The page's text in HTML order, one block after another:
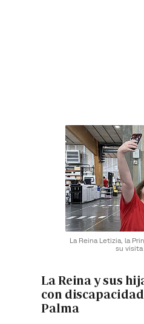
La Reina Letizia, la
su visita
La Reina y sus
con
Palma